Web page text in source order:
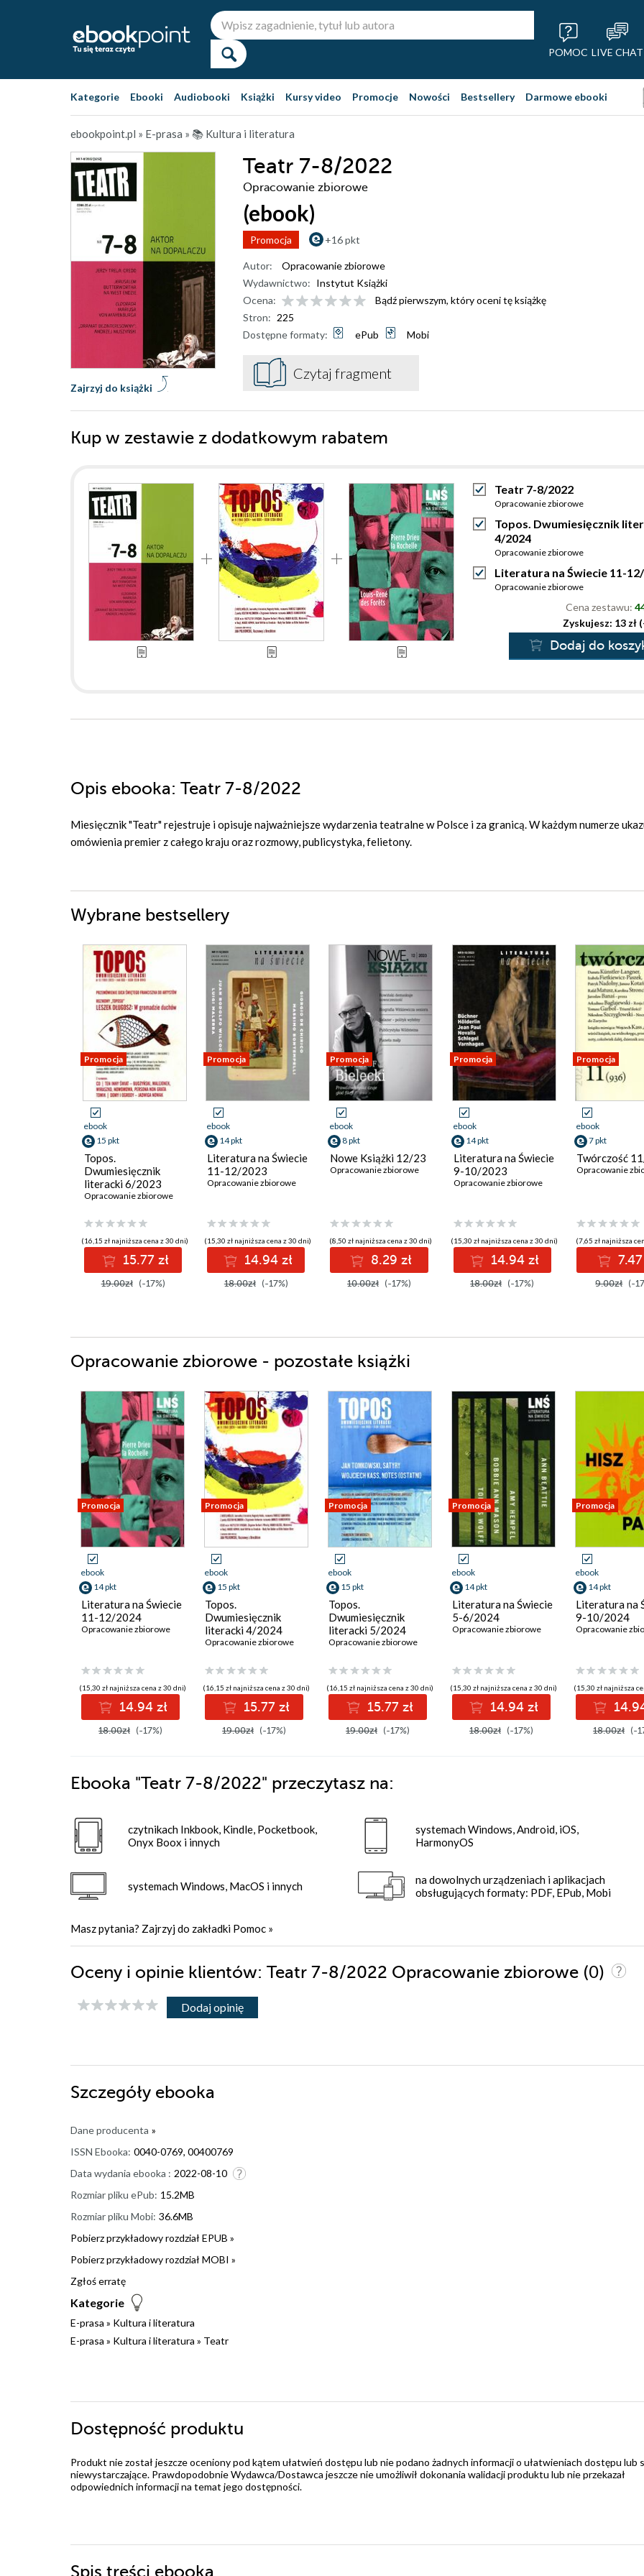
POMOC LIVE CHAT
Kategorie Ebooki Audiobooki Książki Kursy video Promocje Nowości Bestsellery Darmowe ebooki
ebookpoint.pl » E-prasa » 📚 Kultura i literatura
Teatr 7-8/2022
Opracowanie zbiorowe
(ebook)
Promocja +16 pkt
Zajrzyj do książki
Autor:
Opracowanie zbiorowe
Wydawnictwo: Instytut Książki
Ocena:
Bądź pierwszym, który oceni tę książkę
Stron: 225
Dostępne formaty:
ePub Mobi
Czytaj fragment
Kup w zestawie z dodatkowym rabatem
Teatr 7-8/2022
Opracowanie zbiorowe
Topos. Dwumiesięcznik
4/2024
Opracowanie zbiorowe
Literatura na Świecie 11-
Opracowanie zbiorowe
Cena zestawu:
Zyskujesz: 13 zł
Dodaj do
Opis ebooka: Teatr 7-8/2022
Miesięcznik "Teatr" rejestruje i opisuje najważniejsze wydarzenia teatralne w Polsce i za granicą. W każdym numerze
omówienia premier z całego kraju oraz rozmowy, publicystyka, felietony.
Wybrane bestsellery
Promocja
ebook
15 pkt
Topos.
Dwumiesięcznik
literacki 6/2023
Opracowanie zbiorowe
(16,15 zł najniższa cena z 30 dni)
15.77 zł
19.00zł (-17%)
Promocja
ebook
14 pkt
Literatura na Świecie
11-12/2023
Opracowanie zbiorowe
(15,30 zł najniższa cena z 30 dni)
14.94 zł
18.00zł (-17%)
Promocja
ebook
8 pkt
Nowe Książki 12/23
Opracowanie zbiorowe
(8,50 zł najniższa cena z 30 dni)
8.29 zł
10.00zł (-17%)
Promocja
ebook
14 pkt
Literatura na Świecie
9-10/2023
Opracowanie zbiorowe
(15,30 zł najniższa cena z 30 dni)
14.94 zł
18.00zł (-17%)
Promocja
ebook
7 pkt
Twórczość
Opracowanie
(7,65 zł najniższa
7.47
9.00zł (-
Opracowanie zbiorowe - pozostałe książki
Promocja
ebook
14 pkt
Literatura na Świecie
11-12/2024
Opracowanie zbiorowe
(15,30 zł najniższa cena z 30 dni)
14.94 zł
18.00zł (-17%)
Promocja
ebook
15 pkt
Topos.
Dwumiesięcznik
literacki 4/2024
Opracowanie zbiorowe
(16,15 zł najniższa cena z 30 dni)
15.77 zł
19.00zł (-17%)
Promocja
ebook
15 pkt
Topos.
Dwumiesięcznik
literacki 5/2024
Opracowanie zbiorowe
(16,15 zł najniższa cena z 30 dni)
15.77 zł
19.00zł (-17%)
Promocja
ebook
14 pkt
Literatura na Świecie
5-6/2024
Opracowanie zbiorowe
(15,30 zł najniższa cena z 30 dni)
14.94 zł
18.00zł (-17%)
Promocja
ebook
14 pkt
Literatura na
9-10/2024
Opracowanie
(15,30 zł najniższa
18.00zł (-
Ebooka "Teatr 7-8/2022" przeczytasz na:
czytnikach Inkbook, Kindle, Pocketbook,
Onyx Boox i innych
systemach Windows, MacOS i innych
systemach Windows, Android, iOS,
HarmonyOS
na dowolnych urządzeniach i aplikacjach
obsługujących formaty: PDF, EPub, Mobi
Masz pytania? Zajrzyj do zakładki Pomoc »
Oceny i opinie klientów: Teatr 7-8/2022 Opracowanie zbiorowe (0)
Dodaj opinię
Szczegóły ebooka
Dane producenta »
ISSN Ebooka: 0040-0769, 00400769
Data wydania ebooka : 2022-08-10
Rozmiar pliku ePub: 15.2MB
Rozmiar pliku Mobi: 36.6MB
Pobierz przykładowy rozdział EPUB »
Pobierz przykładowy rozdział MOBI »
Zgłoś erratę
Kategorie
E-prasa » Kultura i literatura
E-prasa » Kultura i literatura » Teatr
Dostępność produktu
Produkt nie został jeszcze oceniony pod kątem ułatwień dostępu lub nie podano żadnych informacji o ułatwieniach dostępu lub
niewystarczające. Prawdopodobnie Wydawca/Dostawca jeszcze nie umożliwił dokonania walidacji produktu lub nie przekazał
odpowiednich informacji na temat jego dostępności.
Spis treści ebooka